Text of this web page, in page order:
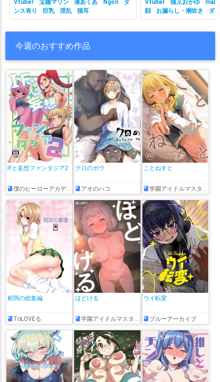
Vtuber 宝鐘マリン 湊あくあ Ngon
ダ
ンス有り
巨乳 淫乱 猫耳
Vtuber 猫又おかゆ
顔
お漏らし・潮吹き
ダ
有り
ホロライブ
主観視点
今週のおすすめ作品
IFと妄想ファンタジア2
僕のヒーローアカデミア
クロのボウ
アオのハコ
ことねすと
学園アイドルマスター
籾岡の総集編
ToLOVEる
ほどける
学園アイドルマスター
ウイ転変
ブルーアーカイブ